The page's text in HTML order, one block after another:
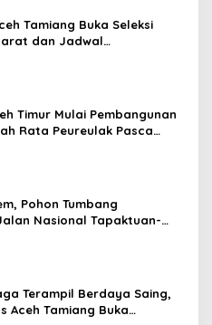
Tamiang Buka Seleksi
dan Jadwal
Timur Mulai Pembangunan
Rata Peureulak Pasca
Pohon Tumbang
Nasional Tapaktuan-
Terampil Berdaya Saing,
Aceh Tamiang Buka